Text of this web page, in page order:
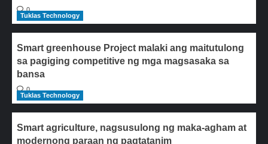
0
Tuklas Technology
Smart greenhouse Project malaki ang maitutulong
sa pagiging competitive ng mga magsasaka sa
bansa
0
Tuklas Technology
Smart agriculture, nagsusulong ng maka-agham at
modernong paraan ng pagtatanim